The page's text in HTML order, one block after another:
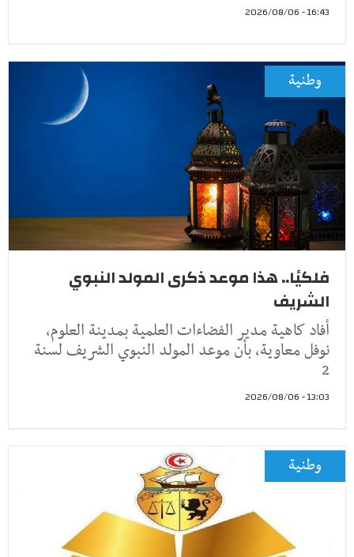
16:43 - 2026/08/06
وطنية
فلكيًا.. هذا موعد ذكرى المولد النبوي
الشريف
أفاد كاهية مدير الفضاءات العلمية بمدينة العلوم،
نوفل معاوية، بأن موعد المولد النبوي الشريف لسنة
2
13:03 - 2026/08/06
وطنية